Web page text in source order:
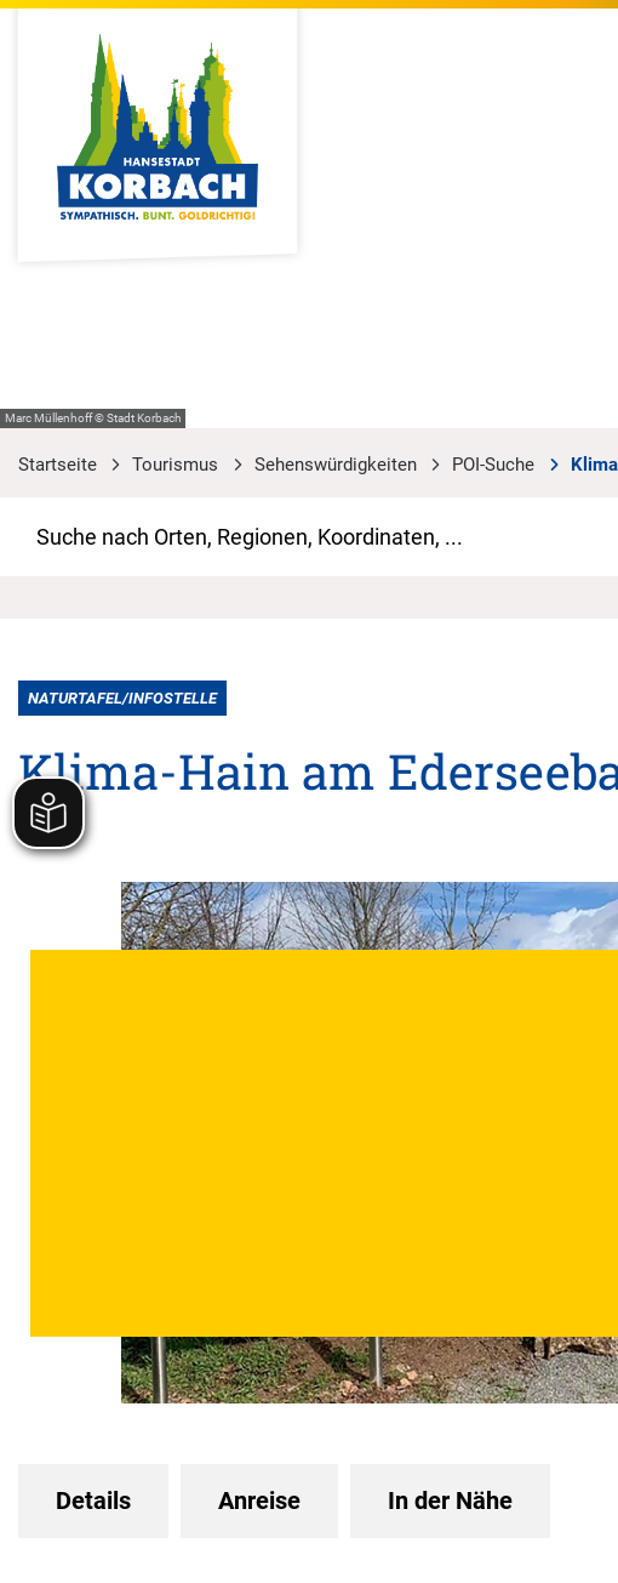
Marc Müllenhoff © Stadt Korbach
Startseite Tourismus Sehenswürdigkeiten POI-Suche
NATURTAFEL/INFOSTELLE
Klima-Hain am
Details Anreise In der Nähe